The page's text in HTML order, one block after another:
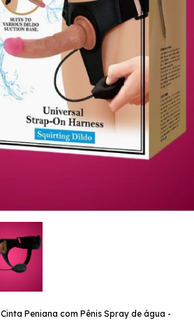
Cinta Peniana com Pênis Spray de água -